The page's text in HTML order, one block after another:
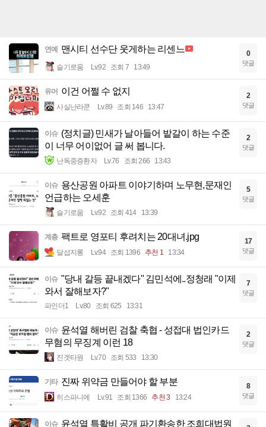
연예 맨시티 선수단 웃게하는 리센느
슬기로움 Lv.92 조회 7 13:49
0
댓글
유머 이건 어쩔 수 없지
사실난라쿤 Lv.89 조회 146 13:47
2
댓글
이슈 (정치글) 민새가 날아들어 밭갈이 하는 수준
이 너무 어이없어 글 써 봅니다.
난독중증환자 Lv.76 조회 266 13:43
2
댓글
이슈 용산공원 아파트 이야기하며 노무현,문재인
언급하는 오세훈
슬기로움 Lv.92 조회 414 13:39
5
댓글
계층 팩트로 영포티 후려치는 20대녀.jpg
달섭지롱 Lv.94 조회 1396 추천 1 13:34
17
댓글
이슈 "당내 갈등 끝내겠다" 김민석에..정청래 "이제
와서 잘해보자?"
파인더1 Lv.80 조회 625 13:31
7
댓글
이슈 윤석열 해버린 검찰 축협 - 성접대 법인카드
무혐의 무징계 이런 18
진겟타원 Lv.70 조회 533 13:30
2
댓글
기타 진짜 위약금 만들어야 할 부분
히스파니에 Lv.91 조회 1366 추천 3 13:24
8
댓글
이슈 윤석열 특활비 공개 파기환송한 조희대법원